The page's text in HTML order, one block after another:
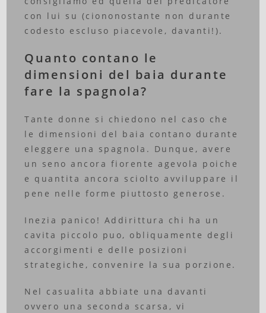
con lui su (ciononostante non durante
codesto escluso piacevole, davanti!).
Quanto contano le
dimensioni del baia durante
fare la spagnola?
Tante donne si chiedono nel caso che
le dimensioni del baia contano durante
eleggere una spagnola. Dunque, avere
un seno ancora fiorente agevola poiche
e quantita ancora sciolto avviluppare il
pene nelle forme piuttosto generose.
Inezia panico! Addirittura chi ha un
cavita piccolo puo, obliquamente degli
accorgimenti e delle posizioni
strategiche, convenire la sua porzione.
Nel casualita abbiate una davanti
ovvero una seconda scarsa, vi